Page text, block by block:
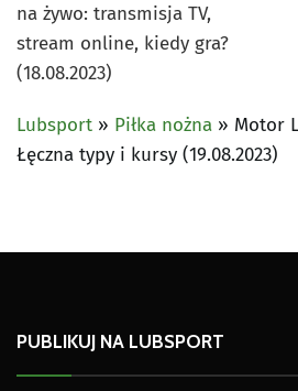
na żywo: transmisja TV,
stream online, kiedy gra?
(18.08.2023)
Lubsport » Piłka nożna » Motor
Łęczna typy i kursy (19.08.2023)
PUBLIKUJ NA LUBSPORT